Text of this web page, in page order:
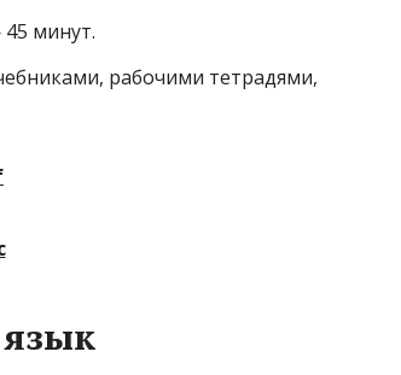
минут.
рабочими тетрадями,